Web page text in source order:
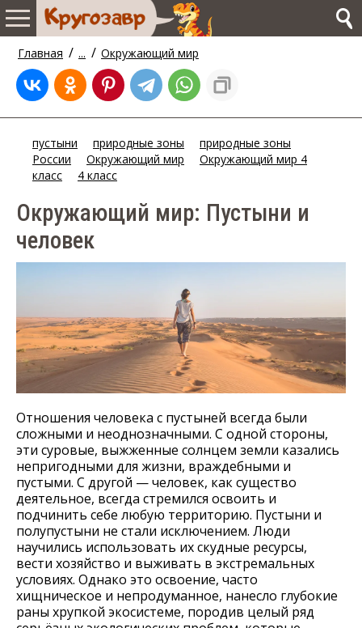
Главная / ... / Окружающий мир
пустыни природные зоны
природные зоны
России
Окружающий мир
Окружающий мир 4
класс
4 класс
Окружающий мир: Пустыни и
человек
Отношения человека с пустыней всегда были
сложными и неоднозначными. С одной стороны,
эти суровые, выжженные солнцем земли казались
непригодными для жизни, враждебными и
пустыми. С другой — человек, как существо
деятельное, всегда стремился освоить и
подчинить себе любую территорию. Пустыни и
полупустыни не стали исключением. Люди
научились использовать их скудные ресурсы,
вести хозяйство и выживать в экстремальных
условиях. Однако это освоение, часто
хищническое и непродуманное, нанесло глубокие
раны хрупкой экосистеме, породив целый ряд